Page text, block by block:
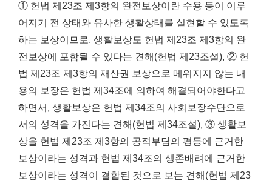
① 헌법 제23조 제3항의 완전보상이란 수용 등이 이루
어지기 전 상태와 유사한 생활상태를 실현할 수 있도록
하는 보상이므로, 생활보상도 헌법 제23조 제3항의 완
전보상에 포함될 수 있다는 견해(헌법 제23조설), ② 헌
법 제23조 제3항의 재산권 보상으로 메워지지 않는 내
용의 보장은 헌법 제34조에 의하여 해결되어야한다고
하면서, 생활보상은 헌법 제34조의 사회보장수단으로
서의 성격을 가진다는 견해(헌법 제34조설), ③ 생활보
상을 헌법 제23조 제3항의 공적부담의 평등에 근거한
보상이라는 성격과 헌법 제34조의 생존배려에 근거한
보상이라는 성격이 결합된 것으로 보는 견해(헌법 제23